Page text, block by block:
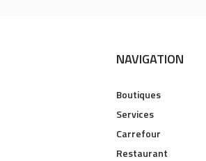
NAVIGATION
Boutiques
Services
Carrefour
Restaurant